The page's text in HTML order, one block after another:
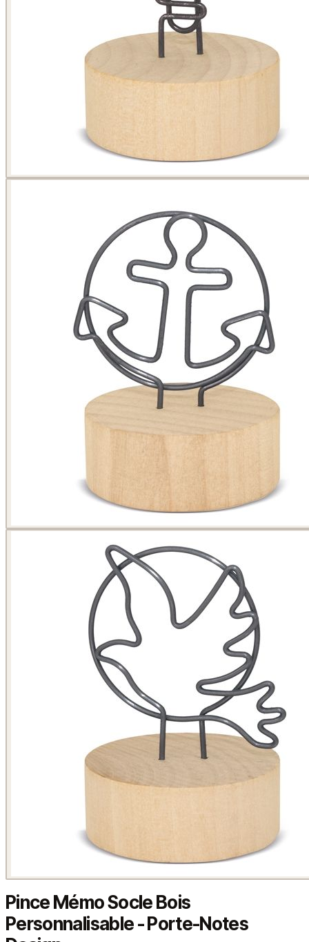
Pince Mémo Socle Bois
Personnalisable - Porte-Notes